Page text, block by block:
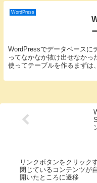
WordPress
WordPressでデータベースに
ってなかなか抜け出せなかっ
使ってテーブルを作るまずは
リンクボタンをクリック
閉じているコンテンツが
開いたところに遷移